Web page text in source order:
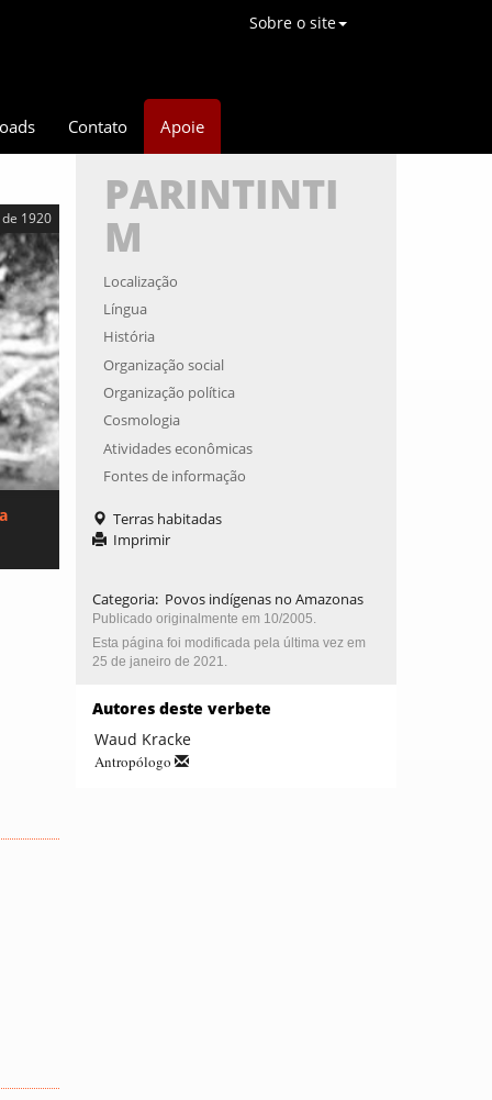
Sobre o site
Contato Apoie
1920 PARINTINTI
M
Localização
Língua
História
Organização social
Organização política
Cosmologia
Atividades econômicas
Fontes de informação
Terras habitadas
Imprimir
Categoria: Povos indígenas no Amazonas
Publicado originalmente em 10/2005.
Esta página foi modificada pela última vez em
25 de janeiro de 2021.
Autores deste verbete
Waud Kracke
Antropólogo